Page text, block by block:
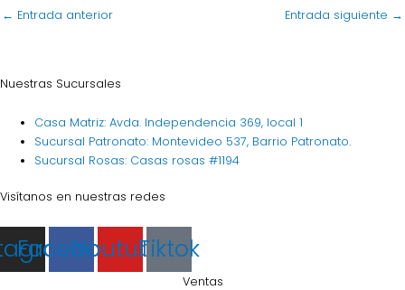
← Entrada anterior Entrada siguiente →
Nuestras Sucursales
Casa Matriz: Avda. Independencia 369, local 1
Sucursal Patronato: Montevideo 537, Barrio Patronato.
Sucursal Rosas: Casas rosas #1194
Visítanos en nuestras redes
Facebook
YoutubeTiktok
Ventas